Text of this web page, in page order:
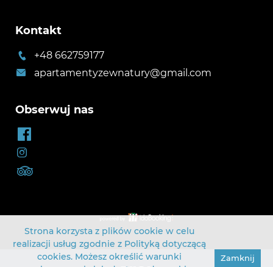
Kontakt
+48 662759177
apartamentyzewnatury@gmail.com
Obserwuj nas
Strona korzysta z plików cookie w celu
realizacji usług zgodnie z Polityką dotyczącą
cookies. Możesz określić warunki
Zamknij